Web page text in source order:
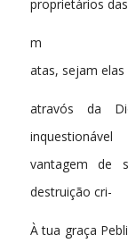
proprietários das
m
atas, sejam
atravós da
inquestionável
vantagem de
destruição cri-
À tua graça